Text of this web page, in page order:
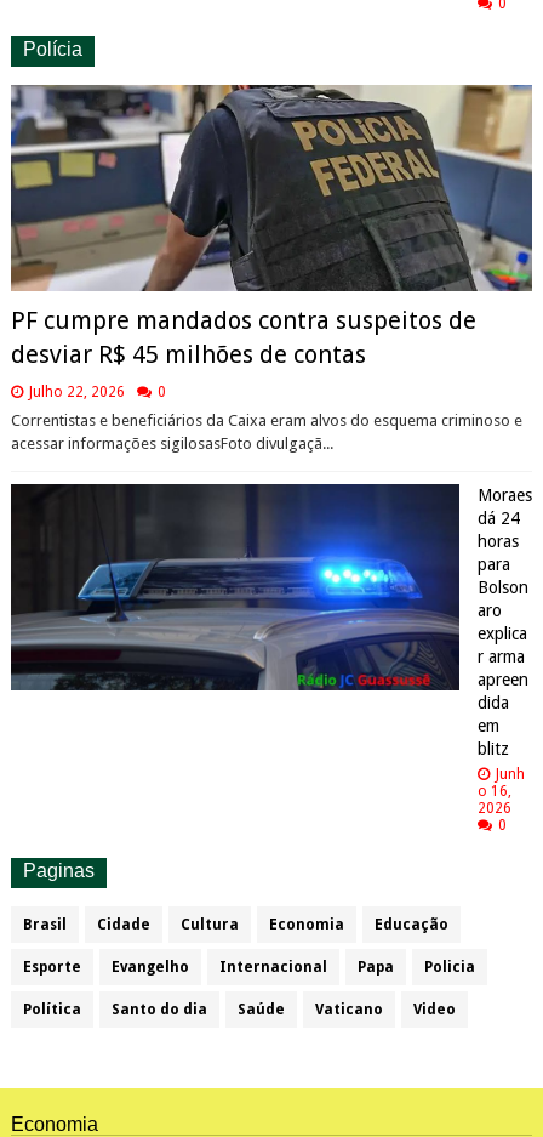
0
Polícia
PF cumpre mandados contra suspeitos de
desviar R$ 45 milhões de contas
Julho 22, 2026 0
Correntistas e beneficiários da Caixa eram alvos do esquema criminoso e
acessar informações sigilosasFoto divulgaçã...
Moraes
dá 24
horas
para
Bolson
aro
explica
r arma
apreen
dida
em
blitz
Junh
o 16,
2026
0
Paginas
Brasil Cidade Cultura Economia Educação
Esporte Evangelho Internacional Papa Policia
Política Santo do dia Saúde Vaticano Video
Economia